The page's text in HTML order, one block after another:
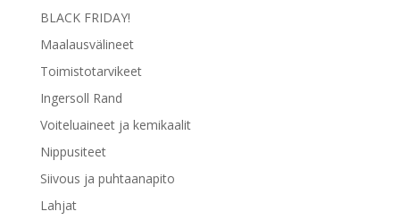
BLACK FRIDAY!
Maalausvälineet
Toimistotarvikeet
Ingersoll Rand
Voiteluaineet ja kemikaalit
Nippusiteet
Siivous ja puhtaanapito
Lahjat